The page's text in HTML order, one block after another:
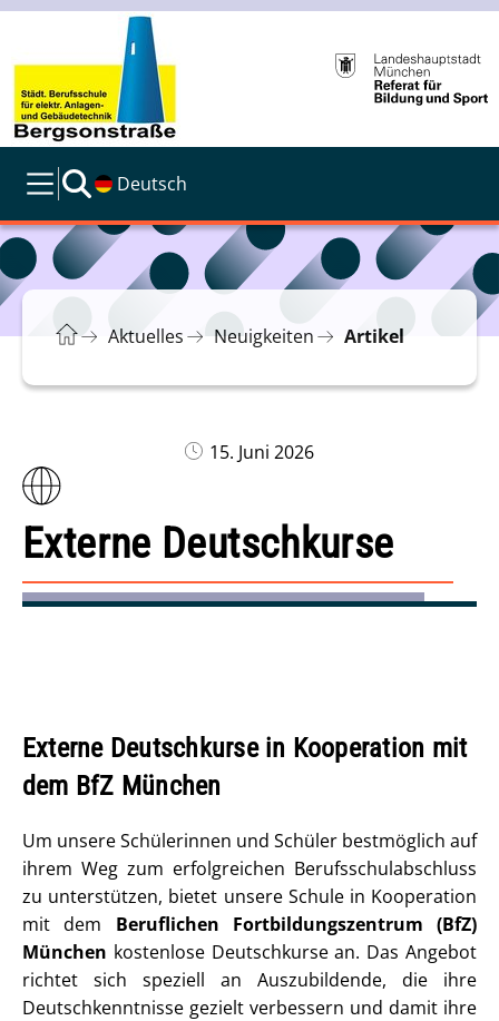
Deutsch
Aktuelles Neuigkeiten Artikel
15. Juni 2026
Externe Deutschkurse
Externe Deutschkurse in Kooperation mit
dem BfZ München
Um unsere Schülerinnen und Schüler bestmöglich auf
ihrem Weg zum erfolgreichen Berufsschulabschluss
zu unterstützen, bietet unsere Schule in Kooperation
mit dem Beruflichen Fortbildungszentrum (BfZ)
München kostenlose Deutschkurse an. Das Angebot
richtet sich speziell an Auszubildende, die ihre
Deutschkenntnisse gezielt verbessern und damit ihre